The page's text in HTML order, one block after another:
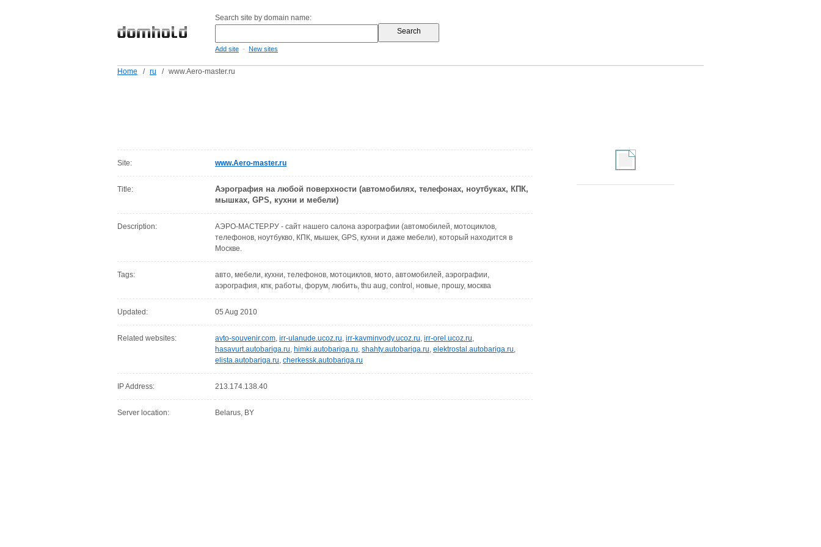
Search site by domain name:
Add site - New sites
Home / ru / www.Aero-master.ru
Site: www.Aero-master.ru
Title:
Аэрография на любой поверхности (автомобилях, телефонах, ноутбуках, КПК,
мышках, GPS, кухни и мебели)
Description:
АЭРО-МАСТЕР.РУ - сайт нашего салона аэрографии (автомобилей, мотоциклов,
телефонов, ноутбукво, КПК, мышек, GPS, кухни и даже мебели), который находится в
Москве.
Tags:
авто, мебели, кухни, телефонов, мотоциклов, мото, автомобилей, аэрографии,
аэрография, кпк, работы, форум, любить, thu aug, control, новые, прошу, москва
Updated: 05 Aug 2010
Related websites: avto-souvenir.com, irr-ulanude.ucoz.ru, irr-kavminvody.ucoz.ru, irr-orel.ucoz.ru,
hasavurt.autobariga.ru, himki.autobariga.ru, shahty.autobariga.ru, elektrostal.autobariga.ru,
elista.autobariga.ru, cherkessk.autobariga.ru
IP Address: 213.174.138.40
Server location: Belarus, BY